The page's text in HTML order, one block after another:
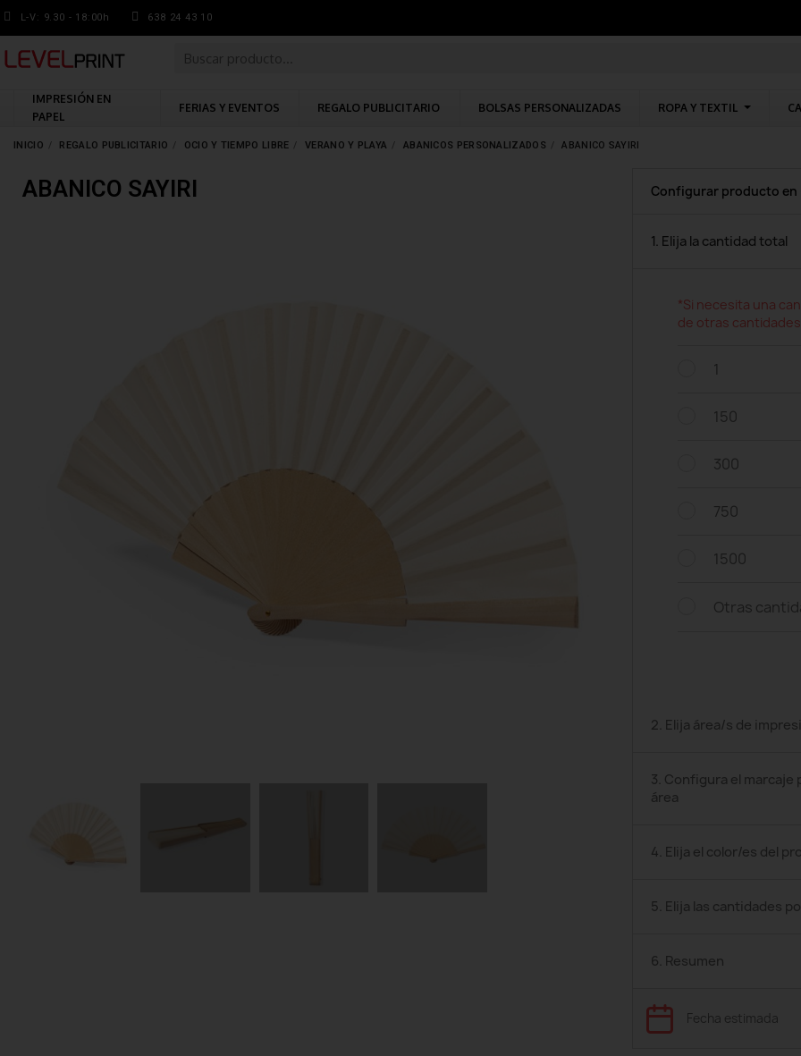
L-V: 9.30 - 18:00h 638 24 43 10
IMPRESIÓN EN
PAPEL
FERIAS Y EVENTOS REGALO PUBLICITARIO BOLSAS PERSONALIZADAS ROPA Y TEXTIL
INICIO REGALO PUBLICITARIO OCIO Y TIEMPO LIBRE VERANO Y PLAYA ABANICOS PERSONALIZADOS ABANICO SAYIRI
ABANICO SAYIRI Configurar producto en
1. Elija la cantidad total
*Si necesita una
de otras
1
150
300
750
1500
Otras
2. Elija área/s de
3. Configura el marcaje
área
4. Elija el color/es del
5. Elija las cantidades
6. Resumen
Fecha estimada